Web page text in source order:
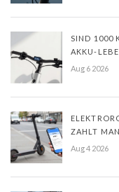
SIND 1000
AKKU-
Aug 6 2026
ZAHLT
Aug 4 2026